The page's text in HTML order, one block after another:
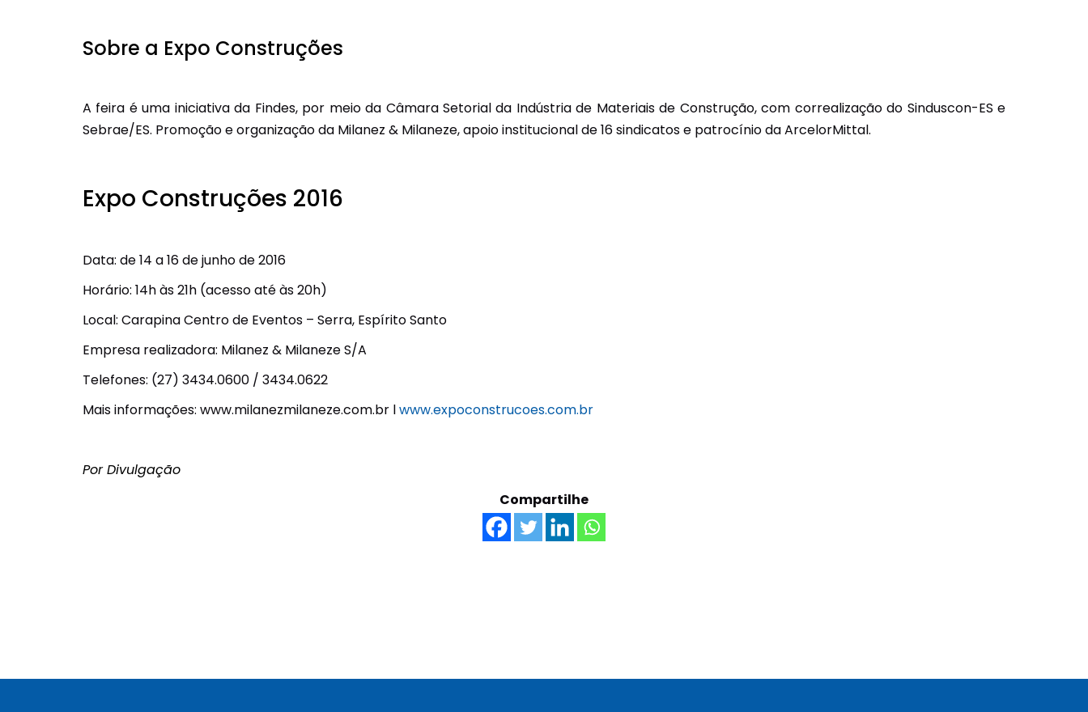
Sobre a Expo Construções
A feira é uma iniciativa da Findes, por meio da Câmara Setorial da Indústria de Materiais de Construção, com correalização do Sinduscon-ES e
Sebrae/ES. Promoção e organização da Milanez & Milaneze, apoio institucional de 16 sindicatos e patrocínio da ArcelorMittal.
Expo Construções 2016
Data: de 14 a 16 de junho de 2016
Horário: 14h às 21h (acesso até às 20h)
Local: Carapina Centro de Eventos – Serra, Espírito Santo
Empresa realizadora: Milanez & Milaneze S/A
Telefones: (27) 3434.0600 / 3434.0622
Mais informações: www.milanezmilaneze.com.br lwww.expoconstrucoes.com.br
Por Divulgação
Compartilhe